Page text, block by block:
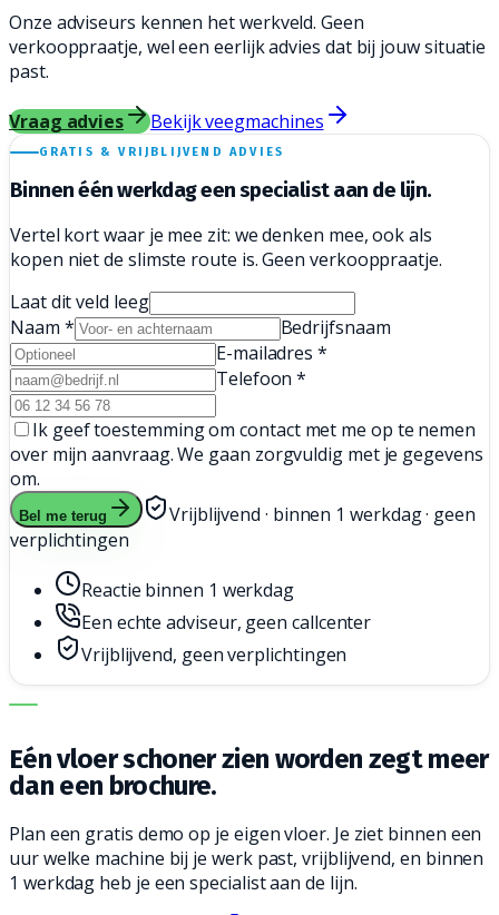
Onze adviseurs kennen het werkveld. Geen
verkooppraatje, wel een eerlijk advies dat bij jouw situatie
past.
Vraag advies Bekijk veegmachines
GRATIS & VRIJBLIJVEND ADVIES
Binnen één werkdag eenspecialist aan de lijn.
Vertel kort waar je mee zit: we denken mee, ook als
kopen niet de slimste route is. Geen verkooppraatje.
Laat dit veld leeg
Naam *
Bedrijfsnaam
E-mailadres *
Telefoon *
Ik geef toestemming om contact met me op te nemen
over mijn aanvraag. We gaan zorgvuldig met je gegevens
om.
Bel me terug
Vrijblijvend · binnen 1 werkdag · geen
verplichtingen
Reactie binnen 1 werkdag
Een echte adviseur, geen callcenter
Vrijblijvend, geen verplichtingen
DE JUISTE MACHINE. DE BESTE SERVICE.
Eén vloer schoner zien worden zegt meer
dan een brochure.
Plan een gratis demo op je eigen vloer. Je ziet binnen een
uur welke machine bij je werk past, vrijblijvend, en binnen
1 werkdag heb je een specialist aan de lijn.